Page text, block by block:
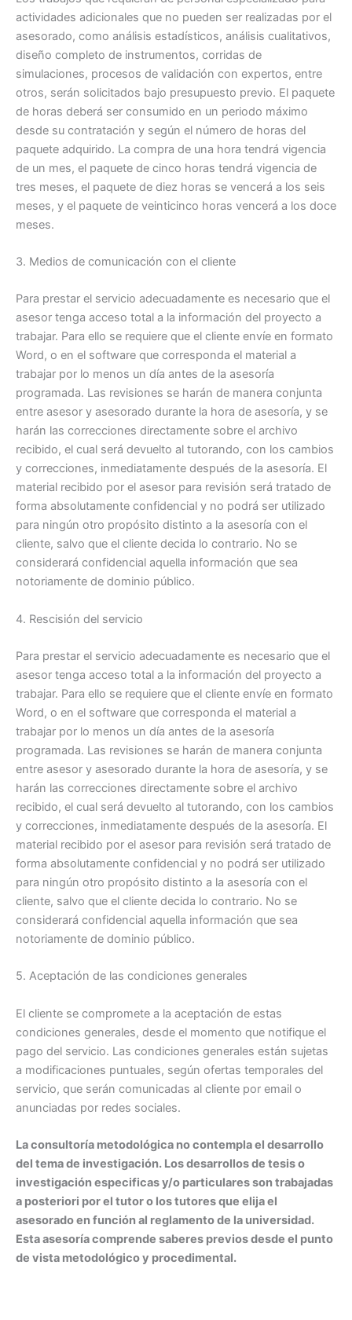
actividades adicionales que no pueden ser realizadas por el
asesorado, como análisis estadísticos, análisis cualitativos,
diseño completo de instrumentos, corridas de
simulaciones, procesos de validación con expertos, entre
otros, serán solicitados bajo presupuesto previo. El paquete
de horas deberá ser consumido en un periodo máximo
desde su contratación y según el número de horas del
paquete adquirido. La compra de una hora tendrá vigencia
de un mes, el paquete de cinco horas tendrá vigencia de
tres meses, el paquete de diez horas se vencerá a los seis
meses, y el paquete de veinticinco horas vencerá a los doce
meses.
3. Medios de comunicación con el cliente
Para prestar el servicio adecuadamente es necesario que el
asesor tenga acceso total a la información del proyecto a
trabajar. Para ello se requiere que el cliente envíe en formato
Word, o en el software que corresponda el material a
trabajar por lo menos un día antes de la asesoría
programada. Las revisiones se harán de manera conjunta
entre asesor y asesorado durante la hora de asesoría, y se
harán las correcciones directamente sobre el archivo
recibido, el cual será devuelto al tutorando, con los cambios
y correcciones, inmediatamente después de la asesoría. El
material recibido por el asesor para revisión será tratado de
forma absolutamente confidencial y no podrá ser utilizado
para ningún otro propósito distinto a la asesoría con el
cliente, salvo que el cliente decida lo contrario. No se
considerará confidencial aquella información que sea
notoriamente de dominio público.
4. Rescisión del servicio
Para prestar el servicio adecuadamente es necesario que el
asesor tenga acceso total a la información del proyecto a
trabajar. Para ello se requiere que el cliente envíe en formato
Word, o en el software que corresponda el material a
trabajar por lo menos un día antes de la asesoría
programada. Las revisiones se harán de manera conjunta
entre asesor y asesorado durante la hora de asesoría, y se
harán las correcciones directamente sobre el archivo
recibido, el cual será devuelto al tutorando, con los cambios
y correcciones, inmediatamente después de la asesoría. El
material recibido por el asesor para revisión será tratado de
forma absolutamente confidencial y no podrá ser utilizado
para ningún otro propósito distinto a la asesoría con el
cliente, salvo que el cliente decida lo contrario. No se
considerará confidencial aquella información que sea
notoriamente de dominio público.
5. Aceptación de las condiciones generales
El cliente se compromete a la aceptación de estas
condiciones generales, desde el momento que notifique el
pago del servicio. Las condiciones generales están sujetas
a modificaciones puntuales, según ofertas temporales del
servicio, que serán comunicadas al cliente por email o
anunciadas por redes sociales.
La consultoría metodológica no contempla el desarrollo
del tema de investigación. Los desarrollos de tesis o
investigación especificas y/o particulares son trabajadas
a posteriori por el tutor o los tutores que elija el
asesorado en función al reglamento de la universidad.
Esta asesoría comprende saberes previos desde el punto
de vista metodológico y procedimental.